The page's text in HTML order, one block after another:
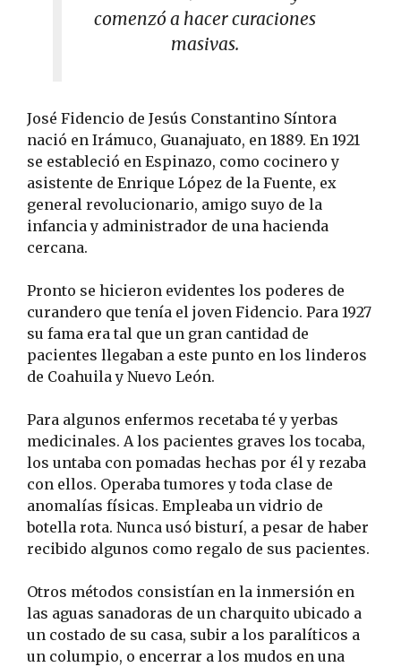
comenzó a hacer curaciones
masivas.
José Fidencio de Jesús Constantino Síntora
nació en Irámuco, Guanajuato, en 1889. En 1921
se estableció en Espinazo, como cocinero y
asistente de Enrique López de la Fuente, ex
general revolucionario, amigo suyo de la
infancia y administrador de una hacienda
cercana.
Pronto se hicieron evidentes los poderes de
curandero que tenía el joven Fidencio. Para 1927
su fama era tal que un gran cantidad de
pacientes llegaban a este punto en los linderos
de Coahuila y Nuevo León.
Para algunos enfermos recetaba té y yerbas
medicinales. A los pacientes graves los tocaba,
los untaba con pomadas hechas por él y rezaba
con ellos. Operaba tumores y toda clase de
anomalías físicas. Empleaba un vidrio de
botella rota. Nunca usó bisturí, a pesar de haber
recibido algunos como regalo de sus pacientes.
Otros métodos consistían en la inmersión en
las aguas sanadoras de un charquito ubicado a
un costado de su casa, subir a los paralíticos a
un columpio, o encerrar a los mudos en una